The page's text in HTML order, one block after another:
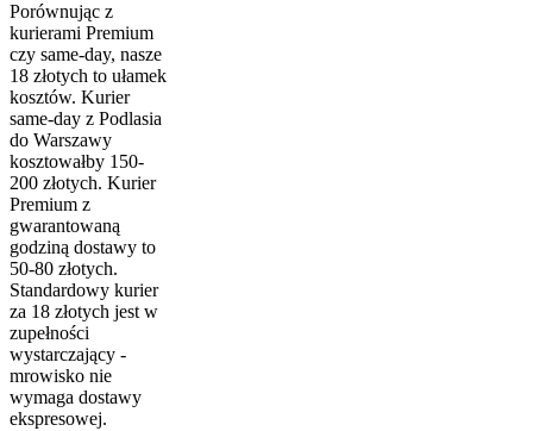
Porównując z
kurierami Premium
czy same-day, nasze
18 złotych to ułamek
kosztów. Kurier
same-day z Podlasia
do Warszawy
kosztowałby 150-
200 złotych. Kurier
Premium z
gwarantowaną
godziną dostawy to
50-80 złotych.
Standardowy kurier
za 18 złotych jest w
zupełności
wystarczający -
mrowisko nie
wymaga dostawy
ekspresowej.